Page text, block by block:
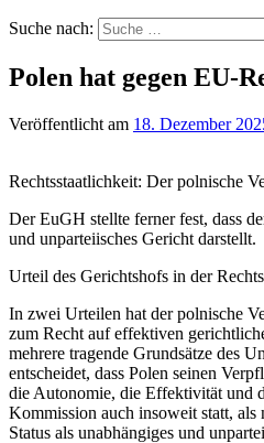
Suche nach:
Polen hat gegen EU-
Veröffentlicht am 18. Dezember
Rechtsstaatlichkeit: Der polnische
Der EuGH stellte ferner fest, dass
und unparteiisches Gericht darstellt.
Urteil des Gerichtshofs in der
In zwei Urteilen hat der polnische
zum Recht auf effektiven
mehrere tragende Grundsätze des
entscheidet, dass Polen seinen
die Autonomie, die Effektivität und
Kommission auch insoweit statt, als
Status als unabhängiges und